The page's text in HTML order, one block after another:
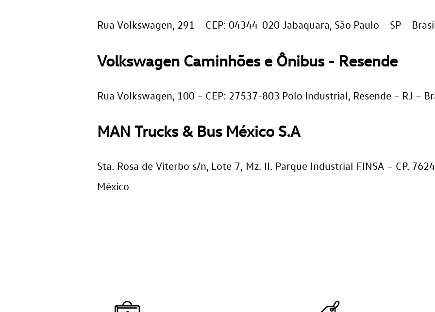
Rua Volkswagen, 291 – CEP: 04344-020 Jabaquara, São Paulo – SP –
Volkswagen Caminhões e Ônibus - Resende
Rua Volkswagen, 100 – CEP: 27537-803 Polo Industrial, Resende – RJ –
MAN Trucks & Bus México S.A
Sta. Rosa de Viterbo s/n, Lote 7, Mz. II. Parque Industrial FINSA – CP.
México